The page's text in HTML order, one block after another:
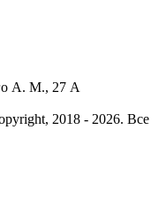
А. М., 27 А
2018 - 2026. Все